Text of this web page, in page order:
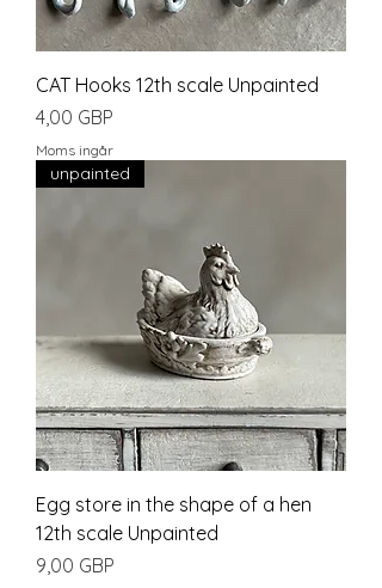
CAT Hooks 12th scale Unpainted
Pris
4,00 GBP
Moms ingår
unpainted
Egg store in the shape of a hen
12th scale Unpainted
Pris
9,00 GBP